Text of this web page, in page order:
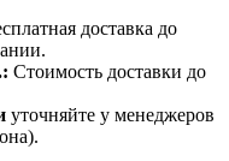
доставка до
Стоимость доставки до
уточняйте у менеджеров